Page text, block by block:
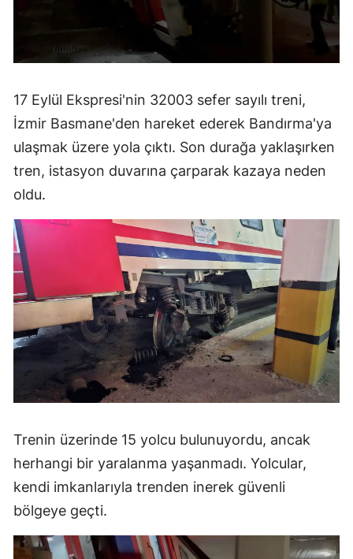
17 Eylül Ekspresi'nin 32003 sefer sayılı treni,
İzmir Basmane'den hareket ederek Bandırma'ya
ulaşmak üzere yola çıktı. Son durağa yaklaşırken
tren, istasyon duvarına çarparak kazaya neden
oldu.
Trenin üzerinde 15 yolcu bulunuyordu, ancak
herhangi bir yaralanma yaşanmadı. Yolcular,
kendi imkanlarıyla trenden inerek güvenli
bölgeye geçti.